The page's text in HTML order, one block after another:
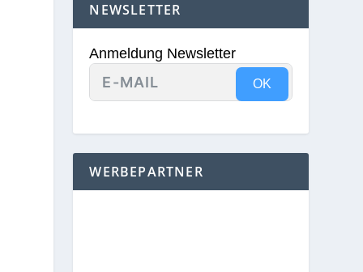
NEWSLETTER
Anmeldung Newsletter
OK
WERBEPARTNER